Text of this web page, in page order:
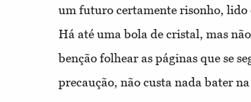
um futuro certamente risonho, lido
Há até uma bola de cristal, mas
benção folhear as páginas que se
precaução, não custa nada bater